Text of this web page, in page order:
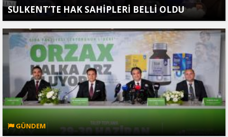
SULKENT’TE HAK SAHİPLERİ BELLİ OLDU
GÜNDEM